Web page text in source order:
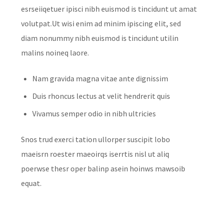
esrseiiqetuer ipisci nibh euismod is tincidunt ut amat
volutpat.Ut wisi enim ad minim ipiscing elit, sed
diam nonummy nibh euismod is tincidunt utilin
malins noineq laore.
Nam gravida magna vitae ante dignissim
Duis rhoncus lectus at velit hendrerit quis
Vivamus semper odio in nibh ultricies
Snos trud exerci tation ullorper suscipit lobo
maeisrn roester maeoirqs iserrtis nisl ut aliq
poerwse thesr oper balinp asein hoinws mawsoib
equat.